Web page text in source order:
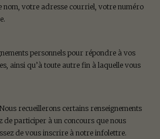
nom, votre adresse courriel, votre numéro
personnels pour répondre à vos
ainsi qu’à toute autre fin à laquelle vous
Nous recueillerons certains renseignements
de participer à un concours que nous
de vous inscrire à notre infolettre.